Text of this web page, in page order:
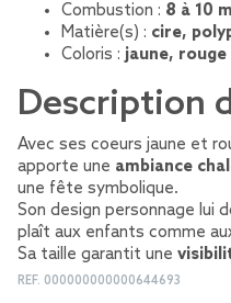
Combustion : 8 à 10
Matière(s) : cire,
Coloris : jaune, rouge
Description
Avec ses coeurs jaune et
apporte une ambiance
une fête symbolique.
Son design personnage lui
plaît aux enfants comme
Sa taille garantit une
REF. 000000000000644693